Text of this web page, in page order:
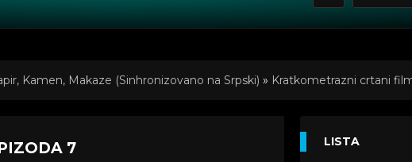
Kamen, Makaze (Sinhronizovano na Srpski) » Kratkometrazni crtani
7 LISTA